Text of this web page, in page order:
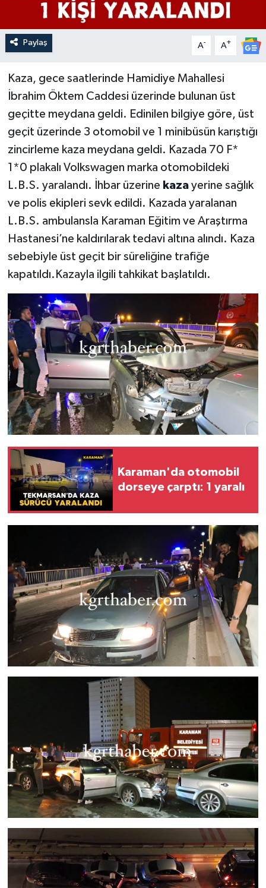
Paylaş A- A+
Kaza, gece saatlerinde Hamidiye Mahallesi
İbrahim Öktem Caddesi üzerinde bulunan üst
geçitte meydana geldi. Edinilen bilgiye göre, üst
geçit üzerinde 3 otomobil ve 1 minibüsün karıştığı
zincirleme kaza meydana geldi. Kazada 70 F*
1*0 plakalı Volkswagen marka otomobildeki
L.B.S. yaralandı. İhbar üzerine kazayerine sağlık
ve polis ekipleri sevk edildi. Kazada yaralanan
L.B.S. ambulansla Karaman Eğitim ve Araştırma
Hastanesi’ne kaldırılarak tedavi altına alındı. Kaza
sebebiyle üst geçit bir süreliğine trafiğe
kapatıldı.Kazayla ilgili tahkikat başlatıldı.
Karaman'da otomobil
dorseye çarptı: 1 yaralı